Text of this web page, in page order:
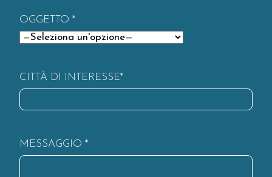
OGGETTO *
CITTÀ DI INTERESSE*
MESSAGGIO *